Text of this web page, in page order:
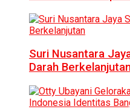
Suri Nusantara
Darah